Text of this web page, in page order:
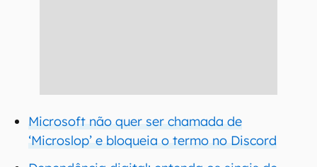
Microsoft não quer ser chamada de
‘Microslop’ e bloqueia o termo no Discord